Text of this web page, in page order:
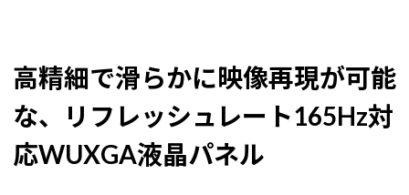
高精細で滑らかに映像再現が可能
な、リフレッシュレート165Hz対
応WUXGA液晶パネル